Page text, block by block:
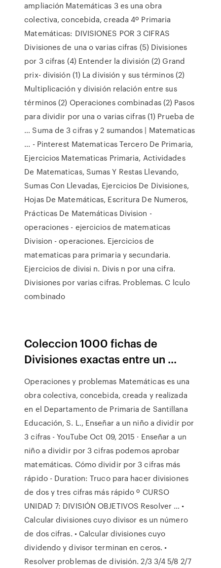
ampliación Matemáticas 3 es una obra
colectiva, concebida, creada 4º Primaria
Matemáticas: DIVISIONES POR 3 CIFRAS
Divisiones de una o varias cifras (5) Divisiones
por 3 cifras (4) Entender la división (2) Grand
prix- división (1) La división y sus términos (2)
Multiplicación y división relación entre sus
términos (2) Operaciones combinadas (2) Pasos
para dividir por una o varias cifras (1) Prueba de
… Suma de 3 cifras y 2 sumandos | Matematicas
... - Pinterest Matematicas Tercero De Primaria,
Ejercicios Matematicas Primaria, Actividades
De Matematicas, Sumas Y Restas Llevando,
Sumas Con Llevadas, Ejercicios De Divisiones,
Hojas De Matemáticas, Escritura De Numeros,
Prácticas De Matemáticas Division -
operaciones - ejercicios de matematicas
Division - operaciones. Ejercicios de
matematicas para primaria y secundaria.
Ejercicios de divisi n. Divis n por una cifra.
Divisiones por varias cifras. Problemas. C lculo
combinado
Coleccion 1000 fichas de
Divisiones exactas entre un ...
Operaciones y problemas Matemáticas es una
obra colectiva, concebida, creada y realizada
en el Departamento de Primaria de Santillana
Educación, S. L., Enseñar a un niño a dividir por
3 cifras - YouTube Oct 09, 2015 · Enseñar a un
niño a dividir por 3 cifras podemos aprobar
matemáticas. Cómo dividir por 3 cifras más
rápido - Duration: Truco para hacer divisiones
de dos y tres cifras más rápido º CURSO
UNIDAD 7: DIVISIÓN OBJETIVOS Resolver … •
Calcular divisiones cuyo divisor es un número
de dos cifras. • Calcular divisiones cuyo
dividendo y divisor terminan en ceros. •
Resolver problemas de división. 2/3 3/4 5/8 2/7